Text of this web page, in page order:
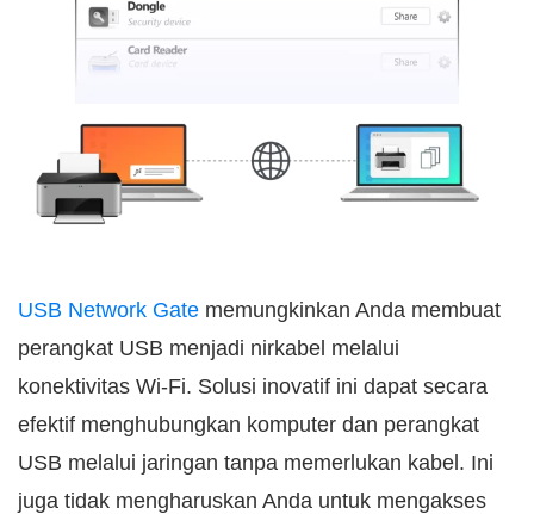
USB Network Gate memungkinkan Anda membuat
perangkat USB menjadi nirkabel melalui
konektivitas Wi-Fi. Solusi inovatif ini dapat secara
efektif menghubungkan komputer dan perangkat
USB melalui jaringan tanpa memerlukan kabel. Ini
juga tidak mengharuskan Anda untuk mengakses